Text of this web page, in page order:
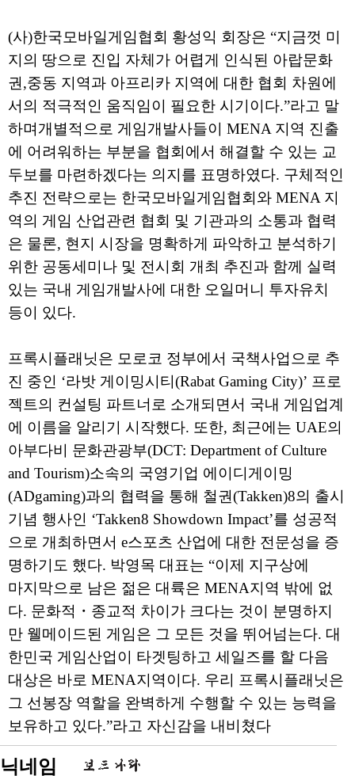
(사)한국모바일게임협회 황성익 회장은 “지금껏 미
지의 땅으로 진입 자체가 어렵게 인식된 아랍문화
권,중동 지역과 아프리카 지역에 대한 협회 차원에
서의 적극적인 움직임이 필요한 시기이다.”라고 말
하며개별적으로 게임개발사들이 MENA 지역 진출
에 어려워하는 부분을 협회에서 해결할 수 있는 교
두보를 마련하겠다는 의지를 표명하였다. 구체적인
추진 전략으로는 한국모바일게임협회와 MENA 지
역의 게임 산업관련 협회 및 기관과의 소통과 협력
은 물론, 현지 시장을 명확하게 파악하고 분석하기
위한 공동세미나 및 전시회 개최 추진과 함께 실력
있는 국내 게임개발사에 대한 오일머니 투자유치
등이 있다.
프록시플래닛은 모로코 정부에서 국책사업으로 추
진 중인 ‘라밧 게이밍시티(Rabat Gaming City)’ 프로
젝트의 컨설팅 파트너로 소개되면서 국내 게임업계
에 이름을 알리기 시작했다. 또한, 최근에는 UAE의
아부다비 문화관광부(DCT: Department of Culture
and Tourism)소속의 국영기업 에이디게이밍
(ADgaming)과의 협력을 통해 철권(Takken)8의 출시
기념 행사인 ‘Takken8 Showdown Impact’를 성공적
으로 개최하면서 e스포츠 산업에 대한 전문성을 증
명하기도 했다. 박영목 대표는 “이제 지구상에
마지막으로 남은 젊은 대륙은 MENA지역 밖에 없
다. 문화적・종교적 차이가 크다는 것이 분명하지
만 웰메이드된 게임은 그 모든 것을 뛰어넘는다. 대
한민국 게임산업이 타겟팅하고 세일즈를 할 다음
대상은 바로 MENA지역이다. 우리 프록시플래닛은
그 선봉장 역할을 완벽하게 수행할 수 있는 능력을
보유하고 있다.”라고 자신감을 내비쳤다
닉네임